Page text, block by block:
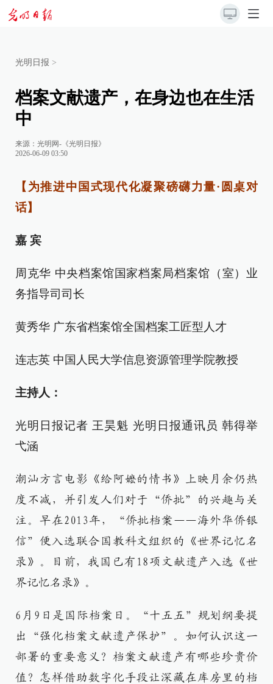
光明日报 >
档案文献遗产，在身边也在生活
中
来源： 光明网-《光明日报》
2026-06-09 03:50
【 为推进中国式现代化凝聚磅礴力量· 圆桌对
话】
嘉 宾
周克华 中央档案馆国家档案局档案馆（室）业
务指导司司长
黄秀华 广东省档案馆全国档案工匠型人才
连志英 中国人民大学信息资源管理学院教授
主持人：
光明日报记者 王昊魁 光明日报通讯员 韩得举
弋涵
潮汕方言电影《给阿嬷的情书》上映月余仍热
度不减，并引发人们对于“侨批”的兴趣与关
注。早在2013年，“侨批档案——海外华侨银
信”便入选联合国教科文组织的《世界记忆名
录》。目前，我国已有18项文献遗产入选《世
界记忆名录》。
6月9日是国际档案日。“十五五”规划纲要提
出“强化档案文献遗产保护”。如何认识这一
部署的重要意义？档案文献遗产有哪些珍贵价
值？怎样借助数字化手段让深藏在库房里的档